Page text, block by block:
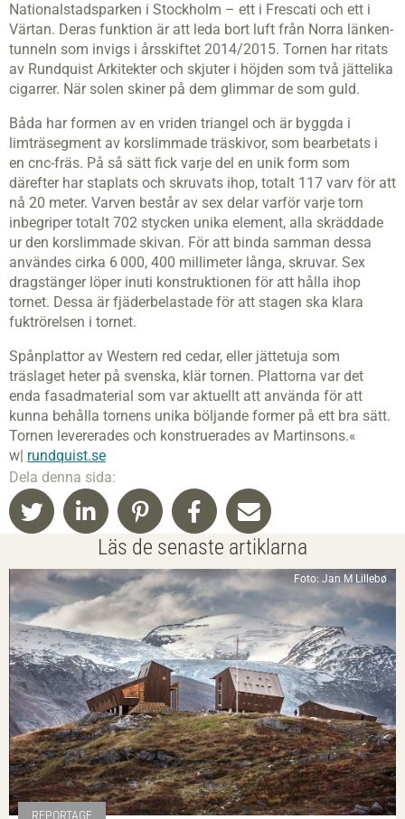
Nationalstadsparken i Stockholm – ett i Frescati och ett i
Värtan. Deras funktion är att leda bort luft från Norra länken-
tunneln som invigs i årsskiftet 2014/2015. Tornen har ritats
av Rundquist Arkitekter och skjuter i höjden som två jättelika
cigarrer. När solen skiner på dem glimmar de som guld.
Båda har formen av en vriden triangel och är byggda i
limträsegment av korslimmade träskivor, som bearbetats i
en cnc-fräs. På så sätt fick varje del en unik form som
därefter har staplats och skruvats ihop, totalt 117 varv för att
nå 20 meter. Varven består av sex delar varför varje torn
inbegriper totalt 702 stycken unika element, alla skräddade
ur den korslimmade skivan. För att binda samman dessa
användes cirka 6 000, 400 millimeter långa, skruvar. Sex
dragstänger löper inuti konstruktionen för att hålla ihop
tornet. Dessa är fjäderbelastade för att stagen ska klara
fuktrörelsen i tornet.
Spånplattor av Western red cedar, eller jättetuja som
träslaget heter på svenska, klär tornen. Plattorna var det
enda fasadmaterial som var aktuellt att använda för att
kunna behålla tornens unika böljande former på ett bra sätt.
Tornen levererades och konstruerades av Martinsons.«
w| rundquist.se
Dela denna sida:
Läs de senaste artiklarna
Foto: Jan M Lillebø
REPORTAGE